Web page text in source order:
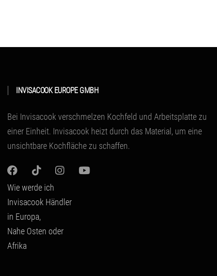
INVISACOOK EUROPE GMBH
Bei Invisacook verschmelzen Kochfeld und Arbeitsplatte zu
einer Einheit. Invisacook heizt durch das Material , um eine
unsichtbare Kochfläche zu schaffen.
Wie werde ich
Invisacook Händler
in Europa,
Nahe Osten oder
Afrika